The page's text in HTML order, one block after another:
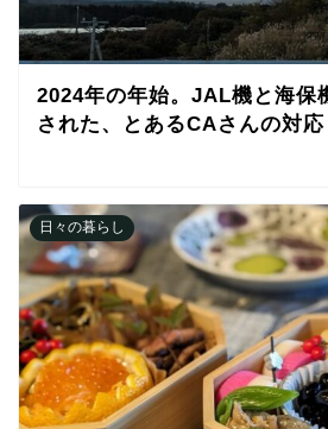
2024年の年始。JAL機と海保
された、とあるCAさんの対応
日々の暮らし